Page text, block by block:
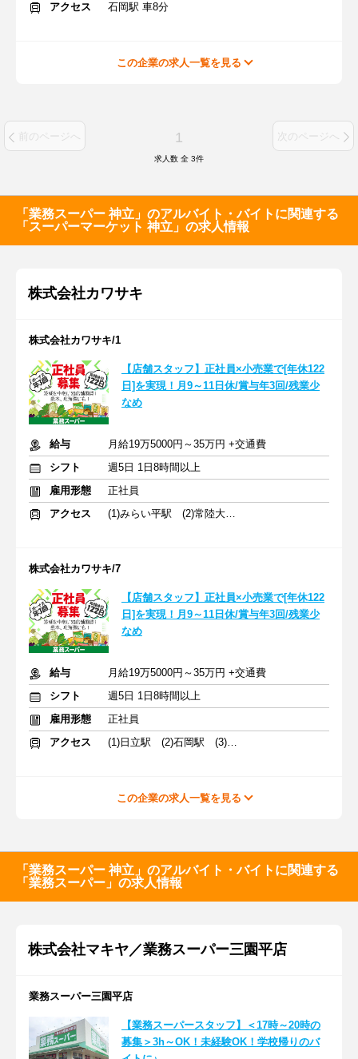
アクセス
石岡駅 車8分
この企業の求人一覧を見る
前のページへ 1 次のページへ
求人数 全 3件
「業務スーパー 神立」のアルバイト・バイトに関連する
「スーパーマーケット 神立」の求人情報
株式会社カワサキ
株式会社カワサキ/1
【店舗スタッフ】正社員×小売業で[年休122
日]を実現！月9～11日休/賞与年3回/残業少
なめ
給与
月給19万5000円～35万円 +交通費
シフト
週5日 1日8時間以上
雇用形態
正社員
アクセス
(1)みらい平駅 (2)常陸大宮駅 (3)神立駅
株式会社カワサキ/7
【店舗スタッフ】正社員×小売業で[年休122
日]を実現！月9～11日休/賞与年3回/残業少
なめ
給与
月給19万5000円～35万円 +交通費
シフト
週5日 1日8時間以上
雇用形態
正社員
アクセス
(1)日立駅 (2)石岡駅 (3)赤塚駅
この企業の求人一覧を見る
「業務スーパー 神立」のアルバイト・バイトに関連する
「業務スーパー」の求人情報
株式会社マキヤ／業務スーパー三園平店
業務スーパー三園平店
【業務スーパースタッフ】＜17時～20時の
募集＞3h～OK！未経験OK！学校帰りのバ